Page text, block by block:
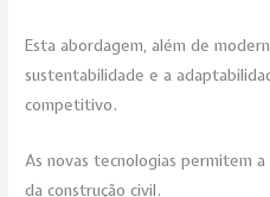
Esta abordagem, além de
sustentabilidade e a
competitivo.
As novas tecnologias permitem
da construção civil.